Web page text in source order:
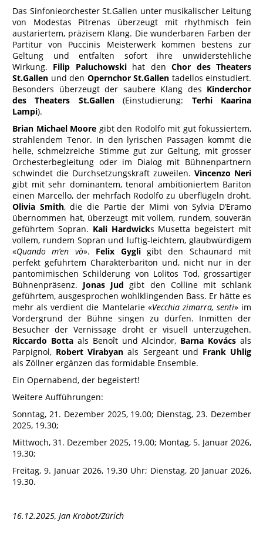
Das Sinfonieorchester St.Gallen unter musikalischer Leitung
von Modestas Pitrenas überzeugt mit rhythmisch fein
austariertem, präzisem Klang. Die wunderbaren Farben der
Partitur von Puccinis Meisterwerk kommen bestens zur
Geltung und entfalten sofort ihre unwiderstehliche
Wirkung. Filip Paluchowskihat denChor des Theaters
St.Gallen und den Opernchor St.Gallen tadellos einstudiert.
Besonders überzeugt der saubere Klang des Kinderchor
des Theaters St.Gallen(Einstudierung: Terhi Kaarina
Lampi).
Brian Michael Moore gibt den Rodolfo mit gut fokussiertem,
strahlendem Tenor. In den lyrischen Passagen kommt die
helle, schmelzreiche Stimme gut zur Geltung, mit grosser
Orchesterbegleitung oder im Dialog mit Bühnenpartnern
schwindet die Durchsetzungskraft zuweilen. Vincenzo Neri
gibt mit sehr dominantem, tenoral ambitioniertem Bariton
einen Marcello, der mehrfach Rodolfo zu überflügeln droht.
Olivia Smith, die die Partie der Mimi von Sylvia D’Eramo
übernommen hat, überzeugt mit vollem, rundem, souverän
geführtem Sopran. Kali Hardwicks Musetta begeistert mit
vollem, rundem Sopran und luftig-leichtem, glaubwürdigem
«Quando m’en vò». Felix Gygligibt den Schaunard mit
perfekt geführtem Charakterbariton und, nicht nur in der
pantomimischen Schilderung von Lolitos Tod, grossartiger
Bühnenpräsenz. Jonas Jud gibt den Colline mit schlank
geführtem, ausgesprochen wohlklingenden Bass. Er hätte es
mehr als verdient die Mantelarie «Vecchia zimarra, senti» im
Vordergrund der Bühne singen zu dürfen. Inmitten der
Besucher der Vernissage droht er visuell unterzugehen.
Riccardo Bottaals Benoît und Alcindor, Barna Kovács als
Parpignol, Robert Virabyan als Sergeant und Frank Uhlig
als Zöllner ergänzen das formidable Ensemble.
Ein Opernabend, der begeistert!
Weitere Aufführungen:
Sonntag, 21. Dezember 2025, 19.00; Dienstag, 23. Dezember
2025, 19.30;
Mittwoch, 31. Dezember 2025, 19.00; Montag, 5. Januar 2026,
19.30;
Freitag, 9. Januar 2026, 19.30 Uhr; Dienstag, 20 Januar 2026,
19.30.
16.12.2025, Jan Krobot/Zürich